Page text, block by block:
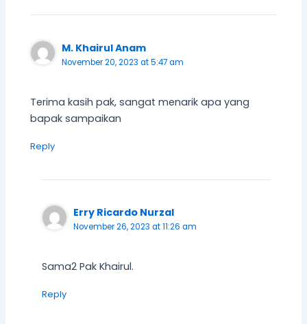
M. Khairul Anam
November 20, 2023 at 5:47 am
Terima kasih pak, sangat menarik apa yang
bapak sampaikan
Reply
Erry Ricardo Nurzal
November 26, 2023 at 11:26 am
Sama2 Pak Khairul.
Reply